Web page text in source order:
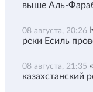
выше Аль-
08 августа, 20:26
реки Есиль
08 августа, 21:35
казахстанский